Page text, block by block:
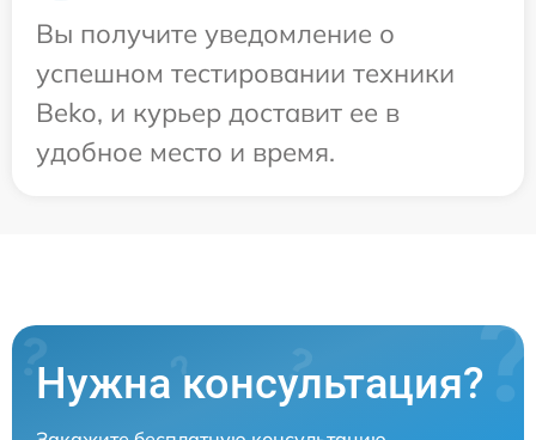
Вы получите уведомление о
успешном тестировании техники
Beko, и курьер доставит ее в
удобное место и время.
Нужна консультация?